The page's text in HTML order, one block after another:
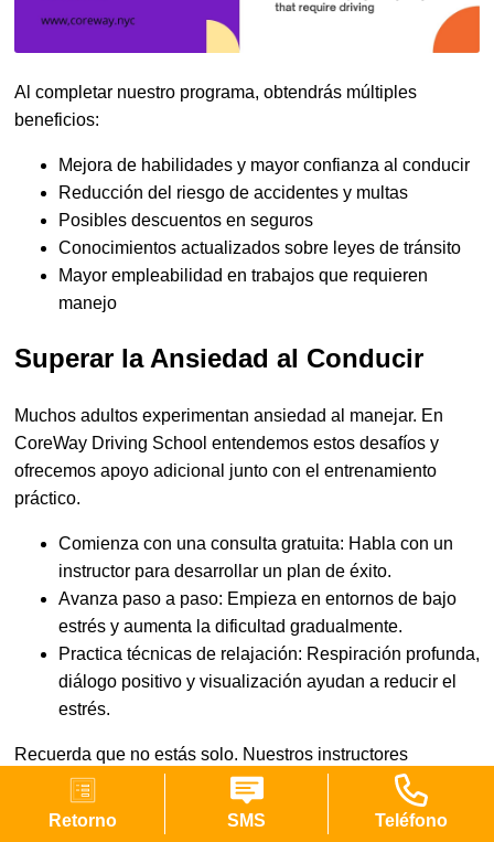
Retorno SMS Teléfono
Al completar nuestro programa, obtendrás múltiples
beneficios:
Mejora de habilidades y mayor confianza al conducir
Reducción del riesgo de accidentes y multas
Posibles descuentos en seguros
Conocimientos actualizados sobre leyes de tránsito
Mayor empleabilidad en trabajos que requieren
manejo
Superar la Ansiedad al Conducir
Muchos adultos experimentan ansiedad al manejar. En
CoreWay Driving School entendemos estos desafíos y
ofrecemos apoyo adicional junto con el entrenamiento
práctico.
Comienza con una consulta gratuita: Habla con un
instructor para desarrollar un plan de éxito.
Avanza paso a paso: Empieza en entornos de bajo
estrés y aumenta la dificultad gradualmente.
Practica técnicas de relajación: Respiración profunda,
diálogo positivo y visualización ayudan a reducir el
estrés.
Recuerda que no estás solo. Nuestros instructores
pacientes están contigo en cada paso del proceso.
En CoreWay Driving School estamos comprometidos a